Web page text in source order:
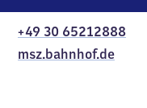
+49 30 65212888
msz.bahnhof.de